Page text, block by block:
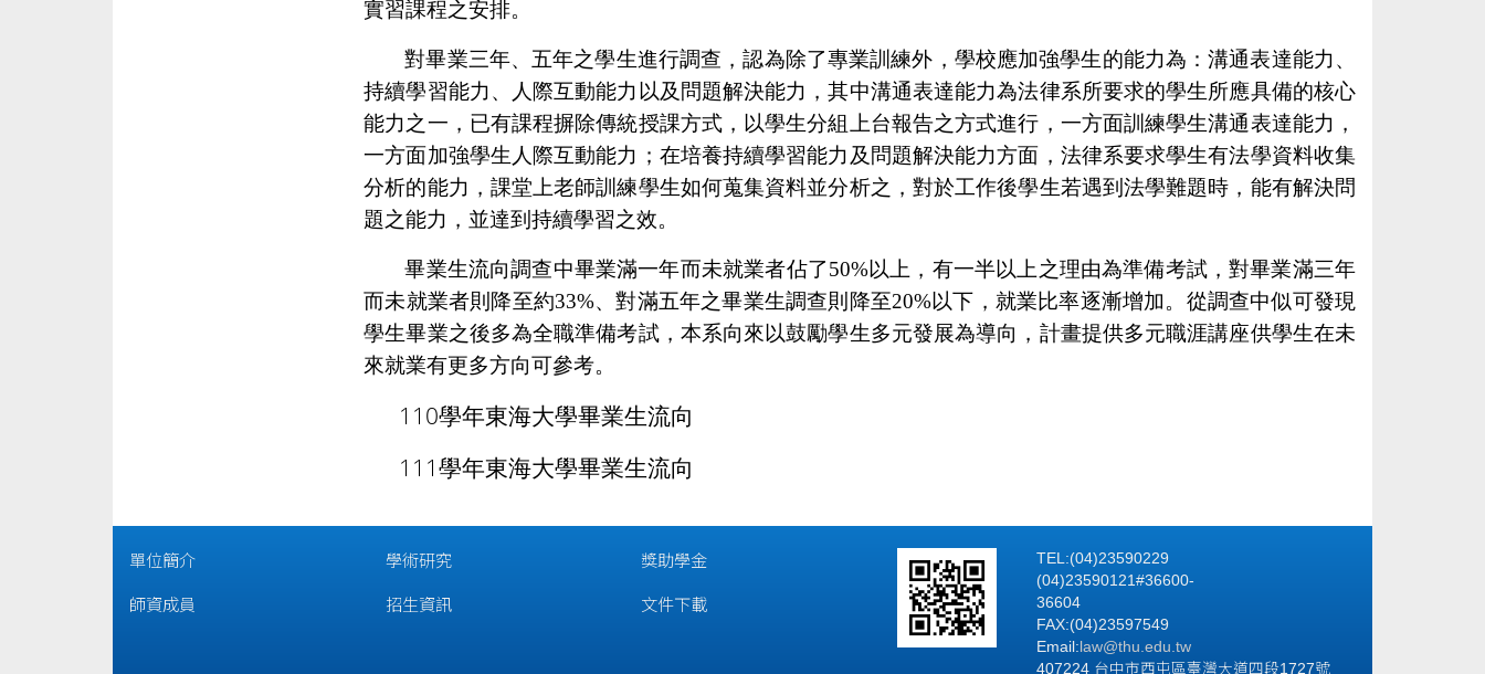
實習課程之安排。
對畢業三年、五年之學生進行調查，認為除了專業訓練外，學校應加強學生的能力為：溝通表達能力、
持續學習能力、人際互動能力以及問題解決能力，其中溝通表達能力為法律系所要求的學生所應具備的核心
能力之一，已有課程摒除傳統授課方式，以學生分組上台報告之方式進行，一方面訓練學生溝通表達能力，
一方面加強學生人際互動能力；在培養持續學習能力及問題解決能力方面，法律系要求學生有法學資料收集
分析的能力，課堂上老師訓練學生如何蒐集資料並分析之，對於工作後學生若遇到法學難題時，能有解決問
題之能力，並達到持續學習之效。
畢業生流向調查中畢業滿一年而未就業者佔了50%以上，有一半以上之理由為準備考試，對畢業滿三年
而未就業者則降至約33%、對滿五年之畢業生調查則降至20%以下，就業比率逐漸增加。從調查中似可發現
學生畢業之後多為全職準備考試，本系向來以鼓勵學生多元發展為導向，計畫提供多元職涯講座供學生在未
來就業有更多方向可參考。
110學年東海大學畢業生流向
111學年東海大學畢業生流向
單位簡介
師資成員
學術研究
招生資訊
獎助學金
文件下載
TEL:(04)23590229
(04)23590121#36600-
36604
FAX:(04)23597549
Email: law@thu.edu.tw
407224 台中市西屯區臺灣大道四段1727號